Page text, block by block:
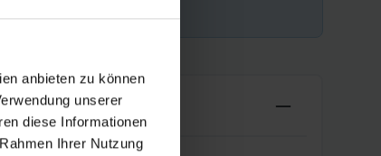
anbieten zu können
unserer
diese Informationen
Ihrer Nutzung